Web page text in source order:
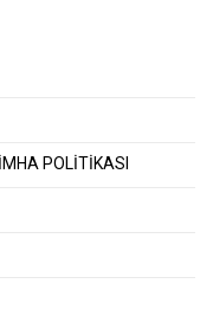
POLİTİKASI